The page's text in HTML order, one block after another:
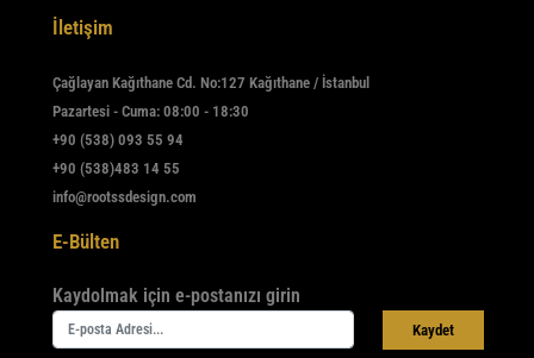
İletişim
Çağlayan Kağıthane Cd. No:127 Kağıthane / İstanbul
Pazartesi - Cuma: 08:00 - 18:30
+90 (538) 093 55 94
+90 (538)483 14 55
info@rootssdesign.com
E-Bülten
Kaydolmak için e-postanızı girin
Kaydet